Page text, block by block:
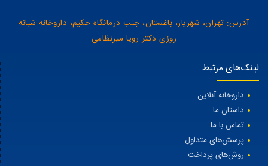
آدرس: تهران، شهریار، باغستان، جنب درمانگاه حکیم، داروخانه شبانه
روزی دکتر رویا میرنظامی
لینک‌های مرتبط
داروخانه آنلاین
داستان ما
تماس با ما
پرسش‌های متداول
روش‌های پرداخت